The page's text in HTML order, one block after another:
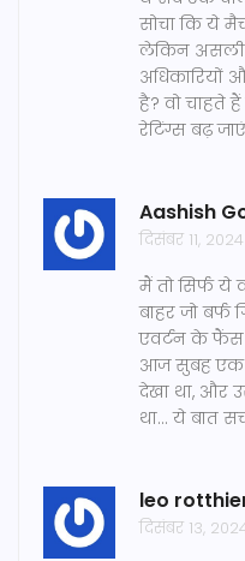
सोचा कि ये
लेकिन असली
अधिकारियों
है? वो चाहते
रेटिंग्स बढ़
Aashish
दिसंबर 11,
मैं तो सिर्फ ये
बाहर जो बर्फ
एवर्टन के
आज सुबह एक
देखा था, और
था... ये बात
leo
दिसंबर 13,